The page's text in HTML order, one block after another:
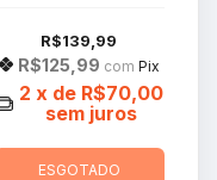
R$139,99
R$125,99 com Pix
2 x de R$70,00
sem juros
ESGOTADO